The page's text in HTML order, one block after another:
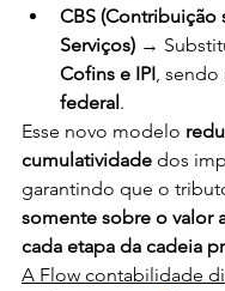
CBS (Contribuição
Serviços) →
Cofins e IPI,
federal .
Esse novo modelo
cumulatividade dos
garantindo que o
somente sobre o valor
cada etapa da cadeia
A Flow contabilidade